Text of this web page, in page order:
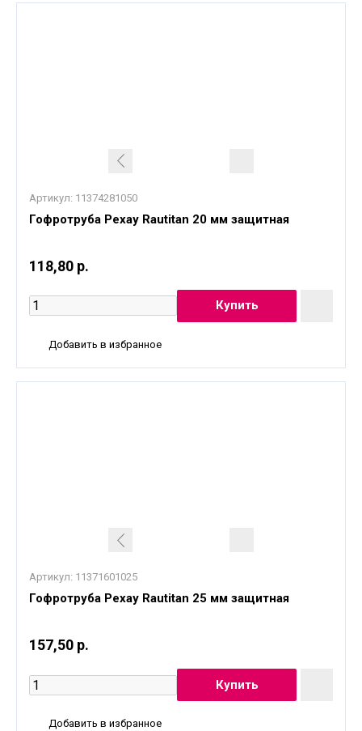
Артикул: 11374281050
Гофротруба Рехау Rautitan 20 мм защитная
118,80 р.
Добавить в избранное
Артикул: 11371601025
Гофротруба Рехау Rautitan 25 мм защитная
157,50 р.
Добавить в избранное